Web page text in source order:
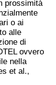
prossimità
o ai
alle
di
ovvero
nella
et al.,